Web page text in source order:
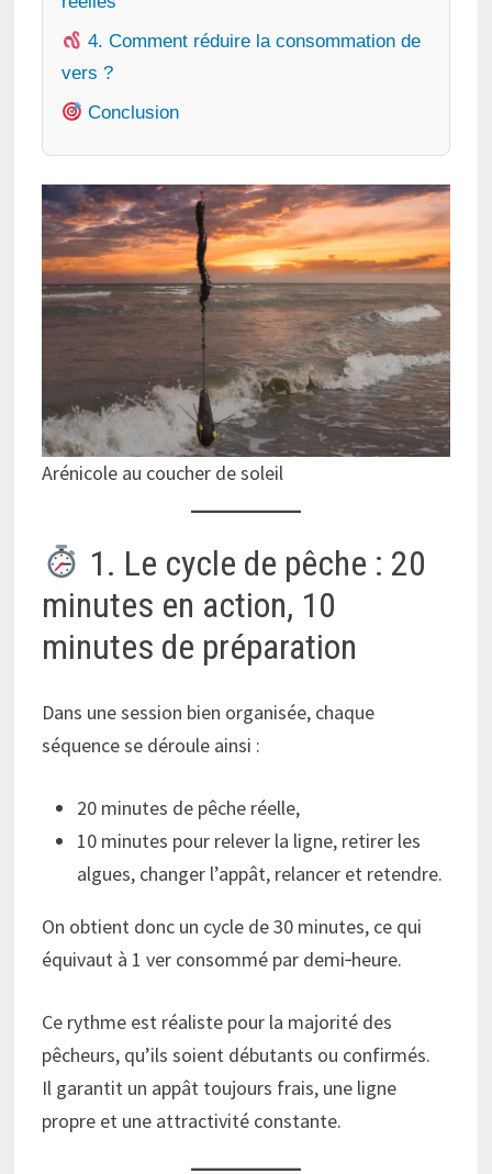
4. Comment réduire la consommation de
vers ?
Conclusion
Arénicole au coucher de soleil
1. Le cycle de pêche : 20
minutes en action, 10
minutes de préparation
Dans une session bien organisée, chaque
séquence se déroule ainsi :
20 minutes de pêche réelle,
10 minutes pour relever la ligne, retirer les
algues, changer l’appât, relancer et retendre.
On obtient donc un cycle de 30 minutes, ce qui
équivaut à 1 ver consommé par demi‑heure.
Ce rythme est réaliste pour la majorité des
pêcheurs, qu’ils soient débutants ou confirmés.
Il garantit un appât toujours frais, une ligne
propre et une attractivité constante.